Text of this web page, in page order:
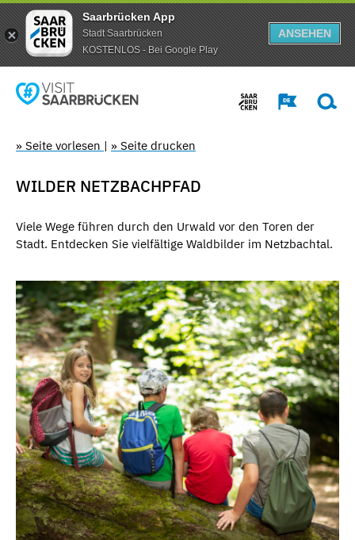
Saarbrücken App
Stadt Saarbrücken
KOSTENLOS - Bei Google Play
ANSEHEN
» Seite vorlesen | » Seite drucken
WILDER NETZBACHPFAD
Viele Wege führen durch den Urwald vor den Toren der
Stadt. Entdecken Sie vielfältige Waldbilder im Netzbachtal.